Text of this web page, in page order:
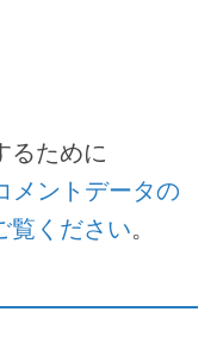
るために
メントデータの
覧ください。